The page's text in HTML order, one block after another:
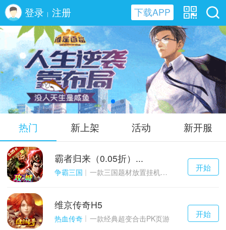
登录 | 注册 下载APP
谁是首富H5
热门 新上架 活动 新开服
千百度h5
游戏
开始
霸者归来（0.05折）...
争霸三国 一款三国题材放置挂机与战争策略结合的游戏
千百度h5
游戏
开始
维京传奇H5
热血传奇 一款经典超变合击PK页游